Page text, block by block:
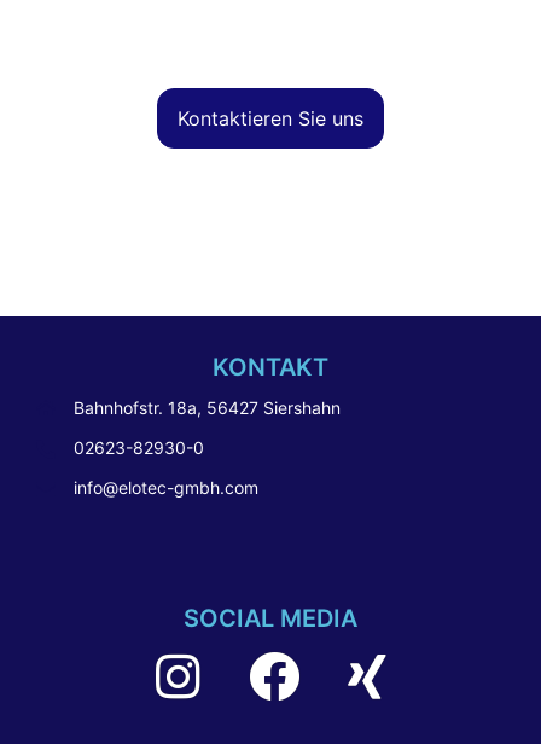
Kontaktieren Sie uns
KONTAKT
Bahnhofstr. 18a, 56427 Siershahn
02623-82930-0
info@elotec-gmbh.com
SOCIAL MEDIA
Instagram facebook Xing